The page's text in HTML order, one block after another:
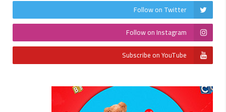
Follow on Twitter
Follow on Instagram
Subscribe on YouTube